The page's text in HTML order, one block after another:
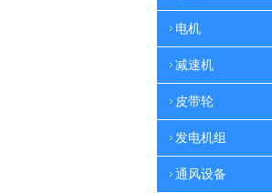
电机
减速机
皮带轮
发电机组
通风设备